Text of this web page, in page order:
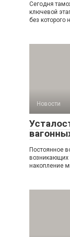
Сегодня
ключевой
без которого
Новости
Постоянное
возникающих
накопление